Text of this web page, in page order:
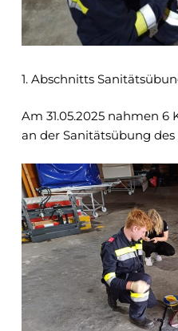
1. Abschnitts
Am 31.05.2025 nahmen
an der Sanitätsübung des